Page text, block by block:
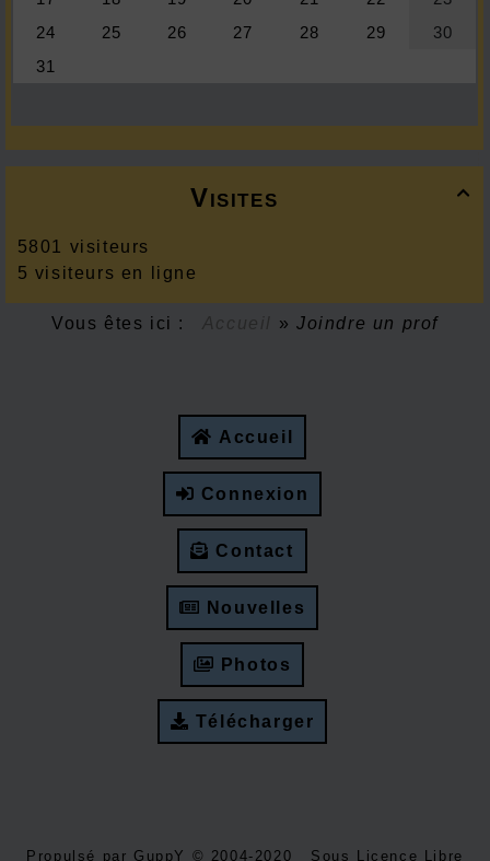

Visites
5801 visiteurs
5 visiteurs en ligne
Vous êtes ici : » Joindre un prof
Accueil
Connexion
Contact
Nouvelles
Photos
Télécharger
Propulsé par GuppY © 2004-2020 Sous Licence Libre